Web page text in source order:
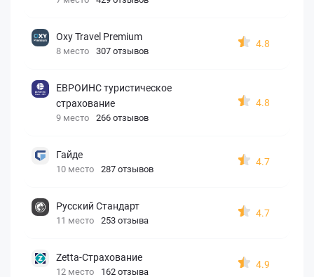
Oxy Travel Premium
8 место 307 отзывов
4.8
ЕВРОИНС туристическое
страхование
9 место 266 отзывов
4.8
Гайде
10 место 287 отзывов
4.7
Русский Стандарт
11 место 253 отзыва
4.7
Zetta-Страхование
12 место 162 отзыва
4.9